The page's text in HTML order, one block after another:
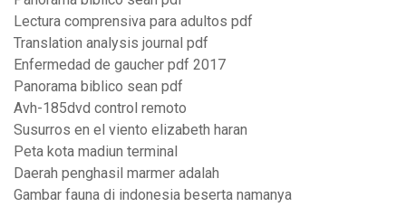
Lectura comprensiva para adultos pdf
Translation analysis journal pdf
Enfermedad de gaucher pdf 2017
Panorama biblico sean pdf
Avh-185dvd control remoto
Susurros en el viento elizabeth haran
Peta kota madiun terminal
Daerah penghasil marmer adalah
Gambar fauna di indonesia beserta namanya